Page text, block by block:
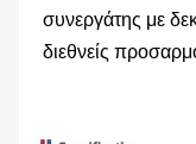
συνεργάτης με
διεθνείς